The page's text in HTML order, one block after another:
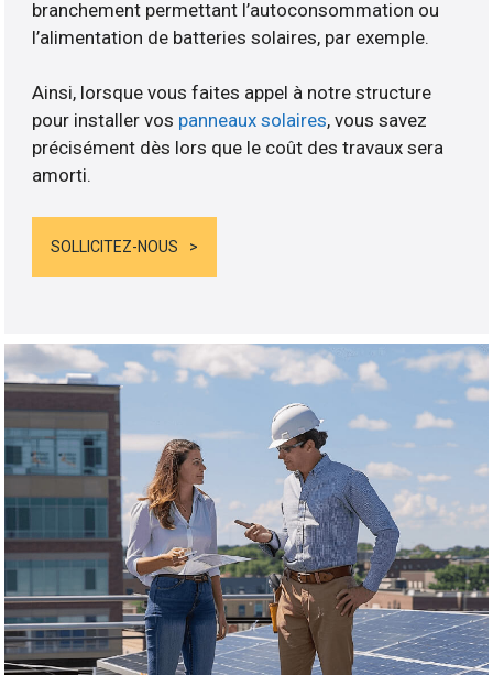
branchement permettant l’autoconsommation ou
l’alimentation de batteries solaires, par exemple.
Ainsi, lorsque vous faites appel à notre structure
pour installer vos panneaux solaires, vous savez
précisément dès lors que le coût des travaux sera
amorti.
SOLLICITEZ-NOUS